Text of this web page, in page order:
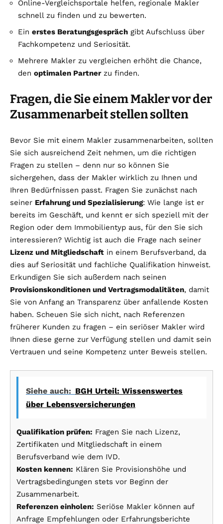
Online-Vergleichsportale helfen, regionale Makler
schnell zu finden und zu bewerten.
Ein erstes Beratungsgespräch gibt Aufschluss über
Fachkompetenz und Seriosität.
Mehrere Makler zu vergleichen erhöht die Chance,
den optimalen Partnerzu finden.
Fragen, die Sie einem Makler vor der
Zusammenarbeit stellen sollten
Bevor Sie mit einem Makler zusammenarbeiten, sollten
Sie sich ausreichend Zeit nehmen, um die richtigen
Fragen zu stellen – denn nur so können Sie
sichergehen, dass der Makler wirklich zu Ihnen und
Ihren Bedürfnissen passt. Fragen Sie zunächst nach
seiner Erfahrung und Spezialisierung: Wie lange ist er
bereits im Geschäft, und kennt er sich speziell mit der
Region oder dem Immobilientyp aus, für den Sie sich
interessieren? Wichtig ist auch die Frage nach seiner
Lizenz und Mitgliedschaft in einem Berufsverband, da
dies auf Seriosität und fachliche Qualifikation hinweist.
Erkundigen Sie sich außerdem nach seinen
Provisionskonditionen und Vertragsmodalitäten, damit
Sie von Anfang an Transparenz über anfallende Kosten
haben. Scheuen Sie sich nicht, nach Referenzen
früherer Kunden zu fragen – ein seriöser Makler wird
Ihnen diese gerne zur Verfügung stellen und damit sein
Vertrauen und seine Kompetenz unter Beweis stellen.
Siehe auch: BGH Urteil: Wissenswertes
über Lebensversicherungen
Qualifikation prüfen: Fragen Sie nach Lizenz,
Zertifikaten und Mitgliedschaft in einem
Berufsverband wie dem IVD.
Kosten kennen: Klären Sie Provisionshöhe und
Vertragsbedingungen stets vor Beginn der
Zusammenarbeit.
Referenzen einholen: Seriöse Makler können auf
Anfrage Empfehlungen oder Erfahrungsberichte